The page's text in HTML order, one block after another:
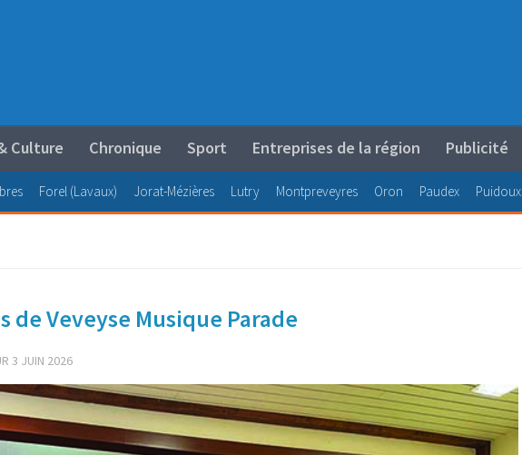
Culture Chronique Sport Entreprises de la région Publicité
Forel (Lavaux) Jorat-Mézières Lutry Montpreveyres Oron Paudex Puidoux
de Veveyse Musique Parade
3 JUIN 2026